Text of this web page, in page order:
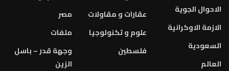
الاحوال الجوية
الازمة الاوكرانية
السعودية
العالم
عقارات و مقاولات
علوم و تكنولوجيا
فلسطين
مصر
ملفات
وجهة قدر – باسل
الزين